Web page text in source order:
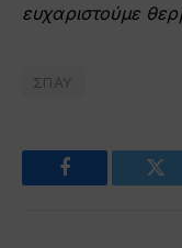
ευχαριστούμε
ΣΠΑΥ
Facebook